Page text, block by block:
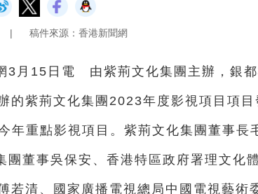
| 稿件來源：香港新聞網
3月15日電 由紫荊文化集團主辦，銀
的紫荊文化集團2023年度影視項目項
年重點影視項目。紫荊文化集團董事長
團董事吳保安、香港特區政府署理文化
若清、國家廣播電視總局中國電視藝術